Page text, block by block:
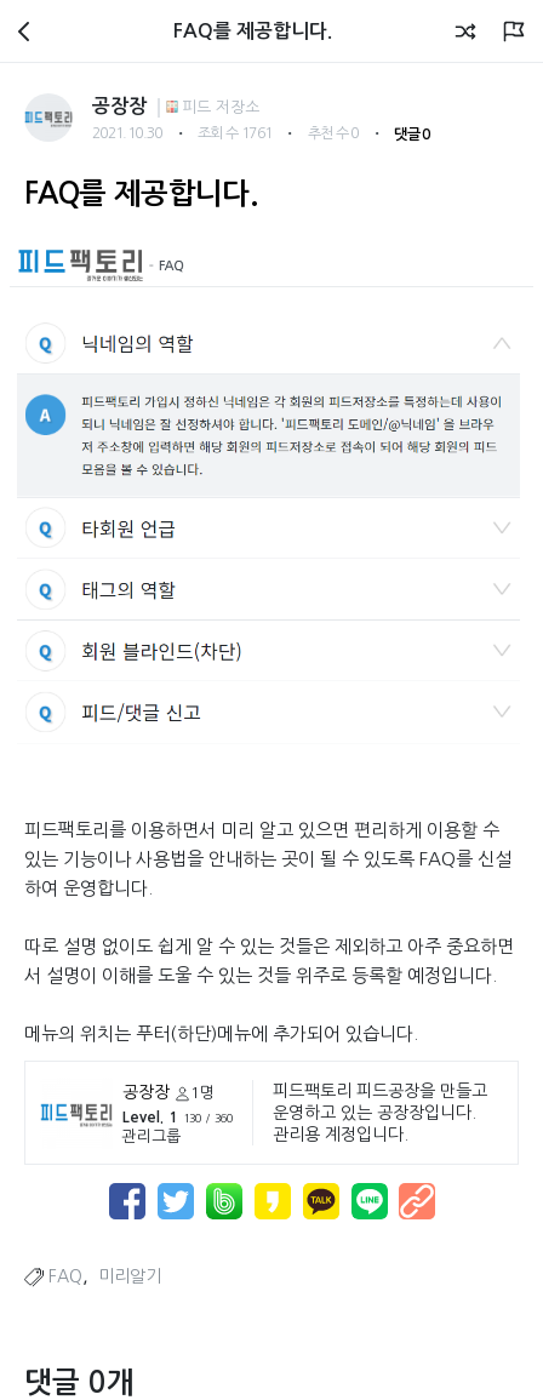
Notice
FAQ를 제공합니다.
공장장 피드 저장소
2021.10.30 ・ 조회 수 1761 ・ 추천 수 0 ・ 댓글 0
FAQ를 제공합니다.
피드팩토리를 이용하면서 미리 알고 있으면 편리하게 이용할 수
있는 기능이나 사용법을 안내하는 곳이 될 수 있도록 FAQ를 신설
하여 운영합니다.
따로 설명 없이도 쉽게 알 수 있는 것들은 제외하고 아주 중요하면
서 설명이 이해를 도울 수 있는 것들 위주로 등록할 예정입니다.
메뉴의 위치는 푸터(하단)메뉴에 추가되어 있습니다.
공장장
1명
Level. 1
130 / 360
관리그룹
피드팩토리 피드공장을 만들고
운영하고 있는 공장장입니다.
관리용 계정입니다.
FAQ 미리알기
댓글 0개